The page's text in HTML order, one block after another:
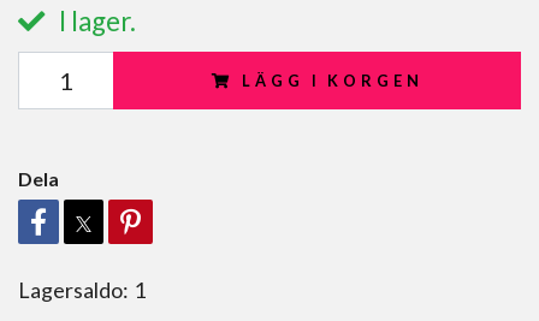
I lager.
LÄGG I KORGEN
Dela
Lagersaldo: 1